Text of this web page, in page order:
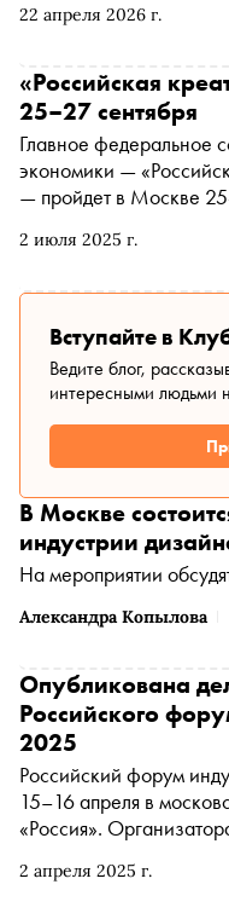
22 апреля 2026 г.
говорили те, от кого
2 июля 2025 г.
«Российская
25–27 сентября
Главное федеральное
экономики —
— пройдет в Москве
мероприятия — АНО
индустрий
Вступайте в
Ведите блог,
интересными людьми
Александра Копылова
В Москве
индустрии
На мероприятии
2 апреля 2025 г.
Опубликована
Российского
2025
Российский форум
15–16 апреля в
«Россия».
— Национальный центр